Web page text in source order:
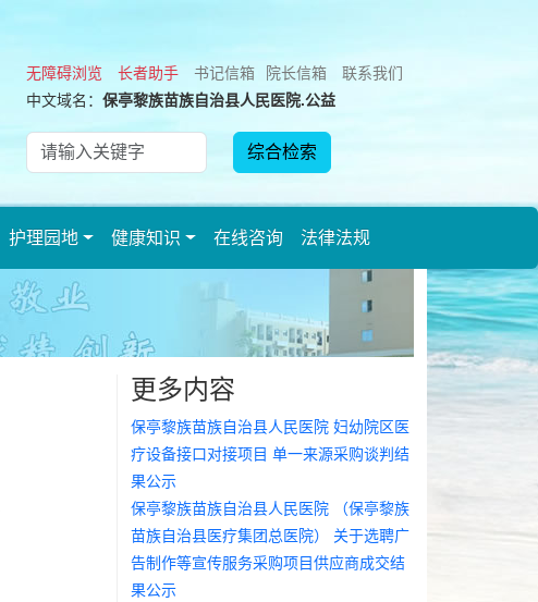
无障碍浏览 长者助手 书记信箱 院长信箱
联系我们
中文域名： 保亭黎族苗族自治县人民医院.公益
护理园地 健康知识 在线咨询 法律法规
更多内容
保亭黎族苗族自治县人民医院 妇幼院区医
疗设备接口对接项目 单一来源采购谈判结
果公示
保亭黎族苗族自治县人民医院 （保亭黎族
苗族自治县医疗集团总医院） 关于选聘广
告制作等宣传服务采购项目供应商成交结
果公示